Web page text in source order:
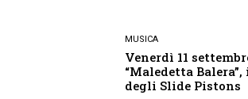
MUSICA
Venerdì 11
“Maledetta
degli Slide Pistons